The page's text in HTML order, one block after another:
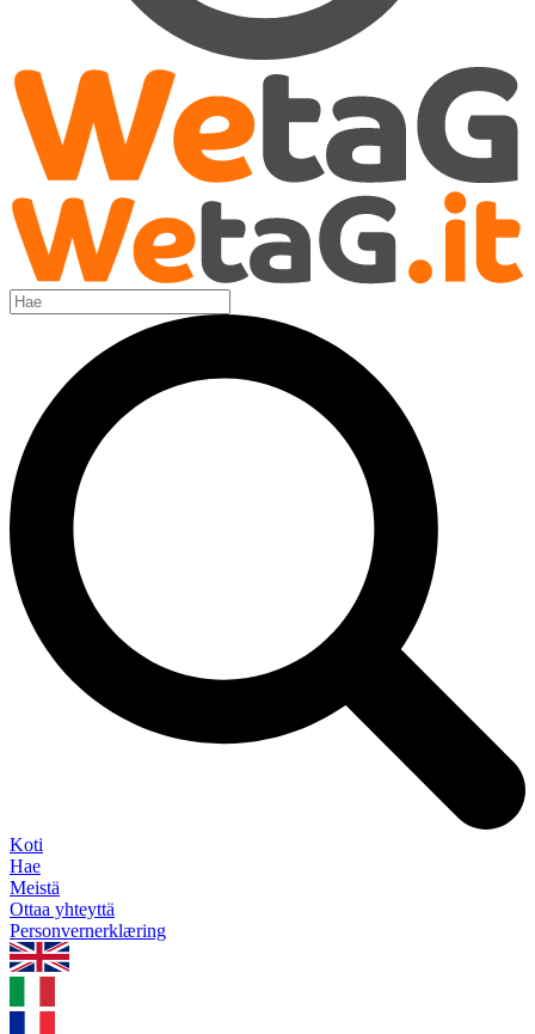
Koti
Hae
Meistä
Ottaa yhteyttä
Personvernerklæring